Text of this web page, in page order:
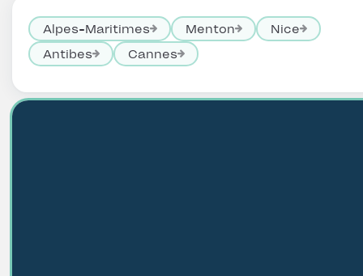
Alpes-Maritimes Menton
Nice
Antibes
Cannes